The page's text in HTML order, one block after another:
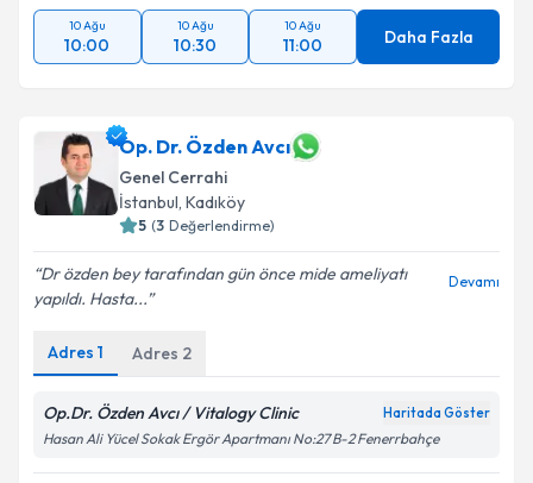
10 Ağu
10:00
10 Ağu
10:30
10 Ağu
11:00 Daha Fazla
Op. Dr. Özden Avcı
Genel Cerrahi
İstanbul, Kadıköy
5 (3 Değerlendirme)
Dr özden bey tarafından gün önce mide ameliyatı
yapıldı. Hasta...
Devamı
Adres 1 Adres 2
Op.Dr. Özden Avcı / Vitalogy Clinic Haritada Göster
Hasan Ali Yücel Sokak Ergör Apartmanı No:27 B-2 Fenerrbahçe